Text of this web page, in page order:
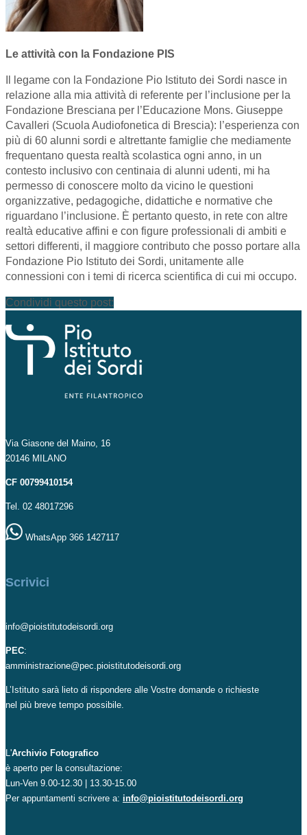
Le attività con la Fondazione PIS
Il legame con la Fondazione Pio Istituto dei Sordi nasce in
relazione alla mia attività di referente per l’inclusione per la
Fondazione Bresciana per l’Educazione Mons. Giuseppe
Cavalleri (Scuola Audiofonetica di Brescia): l’esperienza con
più di 60 alunni sordi e altrettante famiglie che mediamente
frequentano questa realtà scolastica ogni anno, in un
contesto inclusivo con centinaia di alunni udenti, mi ha
permesso di conoscere molto da vicino le questioni
organizzative, pedagogiche, didattiche e normative che
riguardano l’inclusione. È pertanto questo, in rete con altre
realtà educative affini e con figure professionali di ambiti e
settori differenti, il maggiore contributo che posso portare alla
Fondazione Pio Istituto dei Sordi, unitamente alle
connessioni con i temi di ricerca scientifica di cui mi occupo.
Condividi questo post:
Via Giasone del Maino, 16
20146 MILANO
CF 00799410154
Tel. 02 48017296
WhatsApp 366 1427117
Scrivici
info@pioistitutodeisordi.org
PEC:
amministrazione@pec.pioistitutodeisordi.org
L’Istituto sarà lieto di rispondere alle Vostre domande o richieste
nel più breve tempo possibile.
L'Archivio Fotografico
è aperto per la consultazione:
Lun-Ven 9.00-12.30 | 13.30-15.00
Per appuntamenti scrivere a: info@pioistitutodeisordi.org